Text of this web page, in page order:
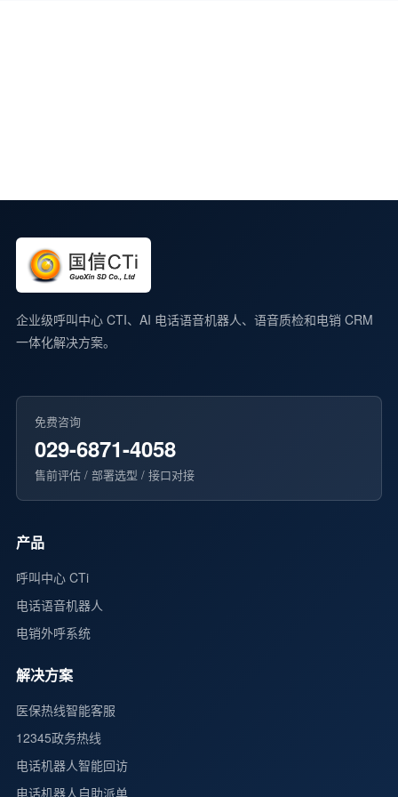
企业级呼叫中心 CTI、AI 电话语音机器人、语音质检和电销 CRM
一体化解决方案。
免费咨询
029-6871-4058
售前评估 / 部署选型 / 接口对接
产品
呼叫中心 CTi
电话语音机器人
电销外呼系统
解决方案
医保热线智能客服
12345政务热线
电话机器人智能回访
电话机器人自助派单